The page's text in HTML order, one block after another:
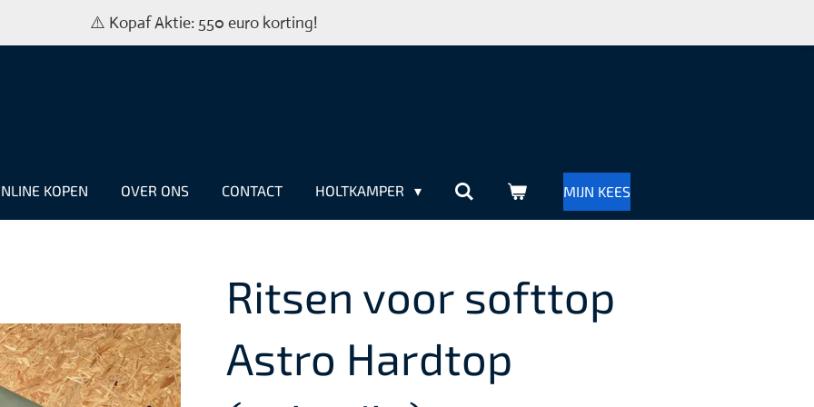
⚠️ Kopaf Aktie: 550 euro korting!
KOPEN OVER ONS CONTACT HOLTKAMPER MIJN KEES
Ritsen voor softtop
Astro Hardtop